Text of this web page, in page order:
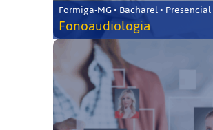
Formiga-MG • Bacharel • Presencial
Fonoaudiologia